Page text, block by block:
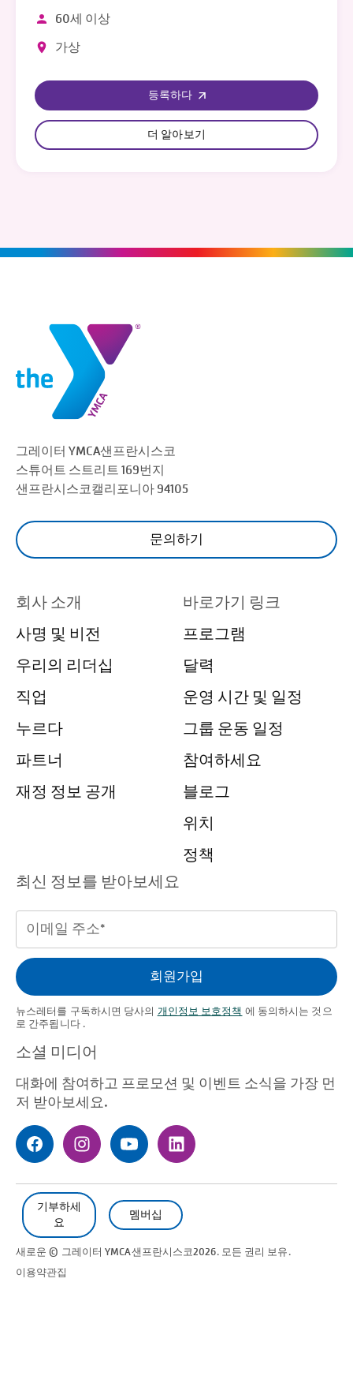
60세 이상
가상
등록하다
더 알아보기
그레이터 YMCA샌프란시스코
스튜어트 스트리트 169번지
샌프란시스코캘리포니아 94105
문의하기
회사 소개
사명 및 비전
우리의 리더십
직업
누르다
파트너
재정 정보 공개
바로가기 링크
프로그램
달력
운영 시간 및 일정
그룹 운동 일정
참여하세요
블로그
위치
정책
최신 정보를 받아보세요
일
주
소
(필수의)
회원가입
뉴스레터를 구독하시면 당사의 개인정보 보호정책 에 동의하시는 것으
로 간주됩니다 .
소셜 미디어
대화에 참여하고 프로모션 및 이벤트 소식을 가장 먼
저 받아보세요.
기부하세
요
멤버십
새로운 © 그레이터 YMCA샌프란시스코2026. 모든 권리 보유.
이용약관집